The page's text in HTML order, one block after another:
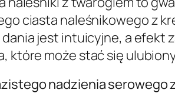
ciasta naleśnikowego z
jest intuicyjne, a efekt
które może stać się
nadzienia serowego